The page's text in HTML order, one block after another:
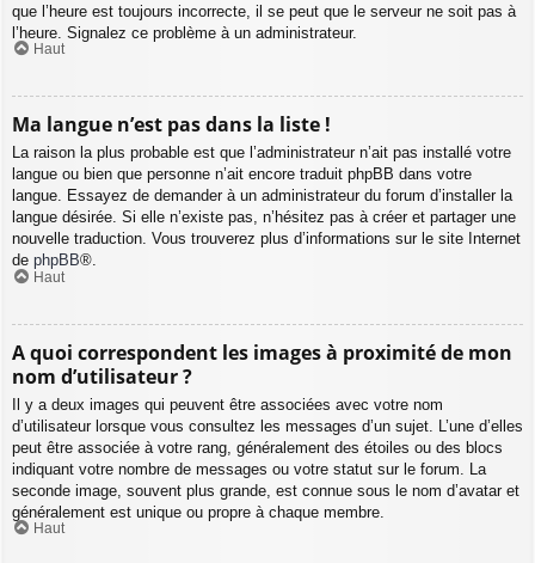
que l’heure est toujours incorrecte, il se peut que le serveur ne soit pas à
l’heure. Signalez ce problème à un administrateur.
Haut
Ma langue n’est pas dans la liste !
La raison la plus probable est que l’administrateur n’ait pas installé votre
langue ou bien que personne n’ait encore traduit phpBB dans votre
langue. Essayez de demander à un administrateur du forum d’installer la
langue désirée. Si elle n’existe pas, n’hésitez pas à créer et partager une
nouvelle traduction. Vous trouverez plus d’informations sur le site Internet
de phpBB®.
Haut
A quoi correspondent les images à proximité de mon
nom d’utilisateur ?
Il y a deux images qui peuvent être associées avec votre nom
d’utilisateur lorsque vous consultez les messages d’un sujet. L’une d’elles
peut être associée à votre rang, généralement des étoiles ou des blocs
indiquant votre nombre de messages ou votre statut sur le forum. La
seconde image, souvent plus grande, est connue sous le nom d’avatar et
généralement est unique ou propre à chaque membre.
Haut